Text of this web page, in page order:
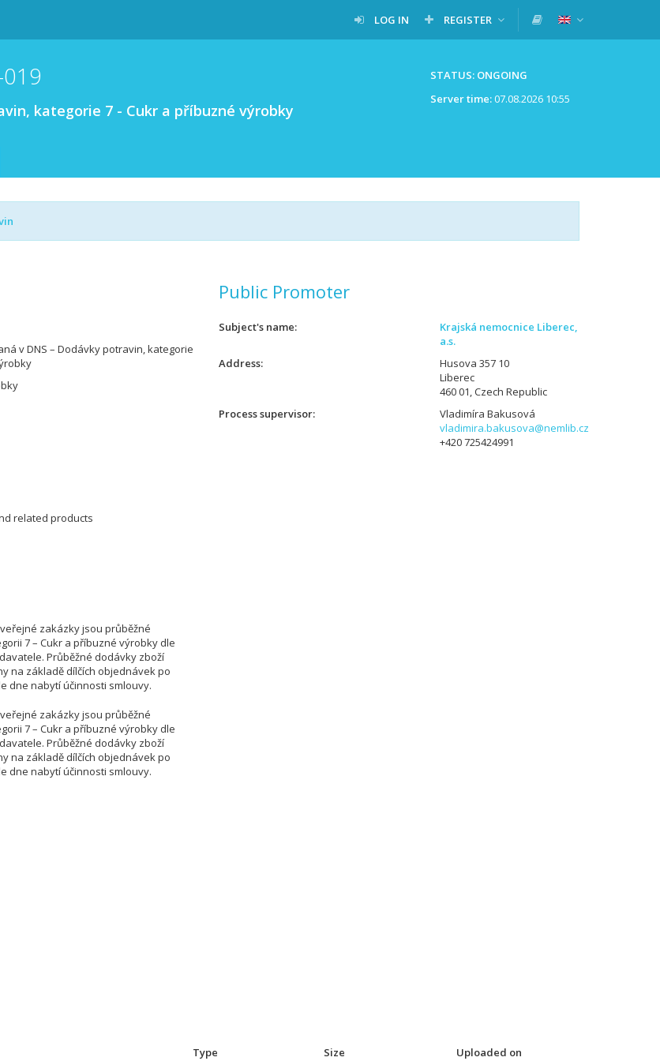
LOG IN REGISTER
STATUS: ONGOING
Server time:07.08.2026 10:55
kategorie 7 - Cukr a příbuzné výrobky
v DNS – Dodávky potravin, kategorie
related products
zakázky jsou průběžné
7 – Cukr a příbuzné výrobky dle
Průběžné dodávky zboží
na základě dílčích objednávek po
dne nabytí účinnosti smlouvy.
zakázky jsou průběžné
7 – Cukr a příbuzné výrobky dle
Průběžné dodávky zboží
na základě dílčích objednávek po
dne nabytí účinnosti smlouvy.
Public Promoter
Subject's name
Krajská nemocnice Liberec,
a.s.
Address
Husova 357 10
Liberec
460 01, Czech Republic
Process supervisor
Vladimíra Bakusová
vladimira.bakusova@nemlib.cz
+420 725424991
Type Size Uploaded on